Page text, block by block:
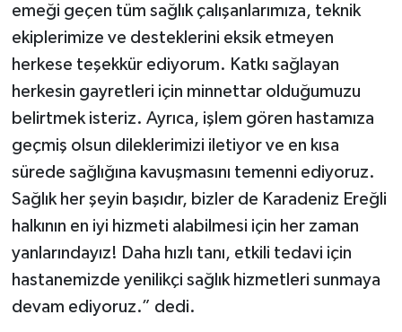
emeği geçen tüm sağlık çalışanlarımıza, teknik
ekiplerimize ve desteklerini eksik etmeyen
herkese teşekkür ediyorum. Katkı sağlayan
herkesin gayretleri için minnettar olduğumuzu
belirtmek isteriz. Ayrıca, işlem gören hastamıza
geçmiş olsun dileklerimizi iletiyor ve en kısa
sürede sağlığına kavuşmasını temenni ediyoruz.
Sağlık her şeyin başıdır, bizler de Karadeniz Ereğli
halkının en iyi hizmeti alabilmesi için her zaman
yanlarındayız! Daha hızlı tanı, etkili tedavi için
hastanemizde yenilikçi sağlık hizmetleri sunmaya
devam ediyoruz.” dedi.